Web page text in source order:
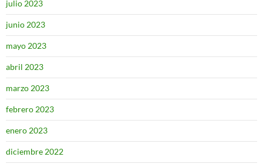
julio 2023
junio 2023
mayo 2023
abril 2023
marzo 2023
febrero 2023
enero 2023
diciembre 2022